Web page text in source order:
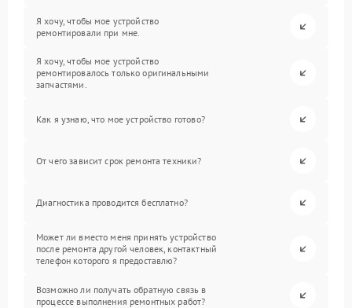
Я хочу, чтобы мое устройство
ремонтировали при мне.
Я хочу, чтобы мое устройство
ремонтировалось только оригинальными
запчастями.
Как я узнаю, что мое устройство готово?
От чего зависит срок ремонта техники?
Диагностика проводится бесплатно?
Может ли вместо меня принять устройство
после ремонта другой человек, контактный
телефон которого я предоставлю?
Возможно ли получать обратную связь в
процессе выполнения ремонтных работ?